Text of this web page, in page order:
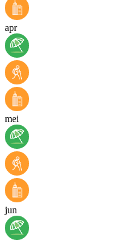
apr
mei
jun